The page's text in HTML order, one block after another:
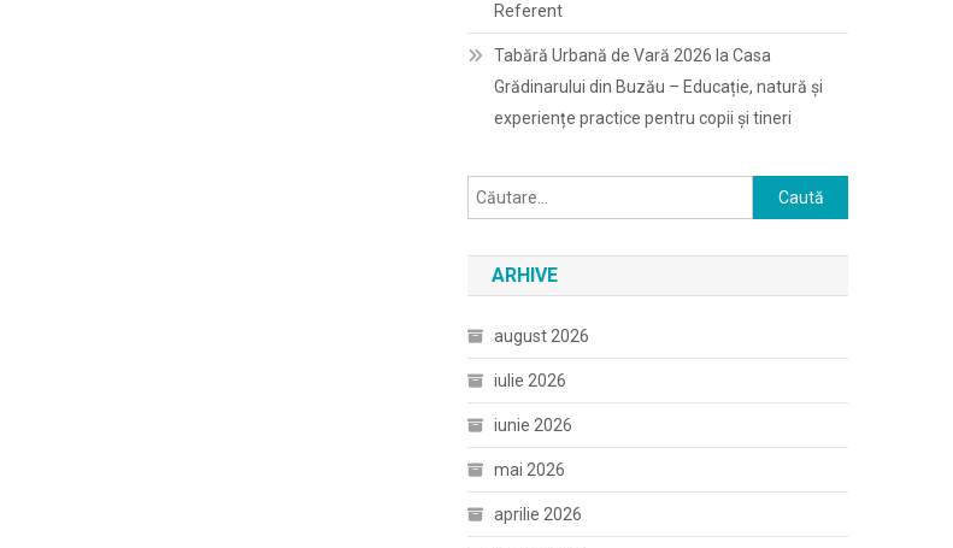
Referent
Tabără Urbană de Vară 2026 la Casa
Grădinarului din Buzău – Educație, natură și
experiențe practice pentru copii și tineri
Caută
după:
ARHIVE
august 2026
iulie 2026
iunie 2026
mai 2026
aprilie 2026